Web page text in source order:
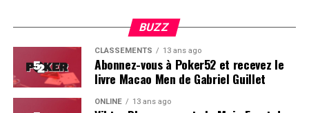
climat, tout était au top et très bien organisé. Le casino
d’événement.
On se reverra probablement l’année prochaine pour le
coverage d’une deuxième édition, du moins, on l’espère !
BUZZ
CLASSEMENTS 13 ans ago
Abonnez-vous à Poker52 et recevez le
livre Macao Men de Gabriel Guillet
ONLINE 13 ans ago